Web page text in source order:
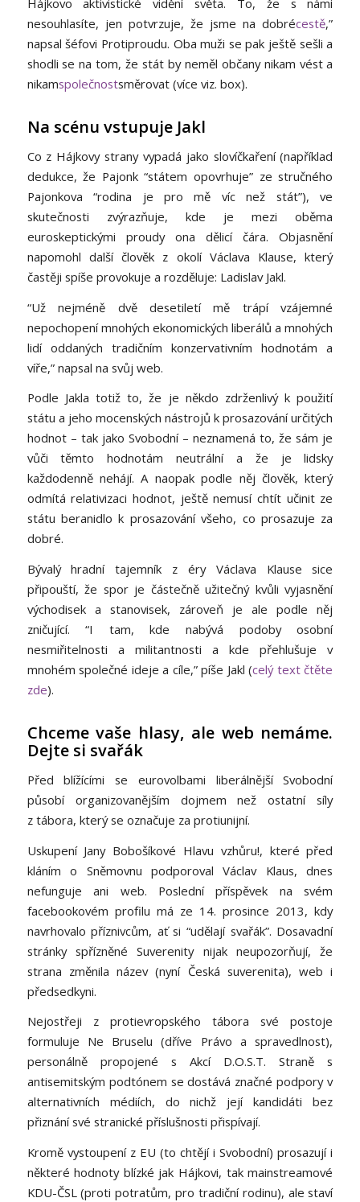
Hájkovo aktivistické vidění světa. To, že s námi
nesouhlasíte, jen potvrzuje, že jsme na dobrécestě,”
napsal šéfovi Protiproudu. Oba muži se pak ještě sešli a
shodli se na tom, že stát by neměl občany nikam vést a
nikamspolečnostsměrovat (více viz. box).
Na scénu vstupuje Jakl
Co z Hájkovy strany vypadá jako slovíčkaření (například
dedukce, že Pajonk “státem opovrhuje” ze stručného
Pajonkova “rodina je pro mě víc než stát”), ve
skutečnosti zvýrazňuje, kde je mezi oběma
euroskeptickými proudy ona dělicí čára. Objasnění
napomohl další člověk z okolí Václava Klause, který
častěji spíše provokuje a rozděluje: Ladislav Jakl.
“Už nejméně dvě desetiletí mě trápí vzájemné
nepochopení mnohých ekonomických liberálů a mnohých
lidí oddaných tradičním konzervativním hodnotám a
víře,” napsal na svůj web.
Podle Jakla totiž to, že je někdo zdrženlivý k použití
státu a jeho mocenských nástrojů k prosazování určitých
hodnot – tak jako Svobodní – neznamená to, že sám je
vůči těmto hodnotám neutrální a že je lidsky
každodenně nehájí. A naopak podle něj člověk, který
odmítá relativizaci hodnot, ještě nemusí chtít učinit ze
státu beranidlo k prosazování všeho, co prosazuje za
dobré.
Bývalý hradní tajemník z éry Václava Klause sice
připouští, že spor je částečně užitečný kvůli vyjasnění
východisek a stanovisek, zároveň je ale podle něj
zničující. “I tam, kde nabývá podoby osobní
nesmiřitelnosti a militantnosti a kde přehlušuje v
mnohém společné ideje a cíle,” píše Jakl (celý text čtěte
zde).
Chceme vaše hlasy, ale web nemáme.
Dejte si svařák
Před blížícími se eurovolbami liberálnější Svobodní
působí organizovanějším dojmem než ostatní síly
z tábora, který se označuje za protiunijní.
Uskupení Jany Bobošíkové Hlavu vzhůru!, které před
kláním o Sněmovnu podporoval Václav Klaus, dnes
nefunguje ani web. Poslední příspěvek na svém
facebookovém profilu má ze 14. prosince 2013, kdy
navrhovalo příznivcům, ať si “udělají svařák”. Dosavadní
stránky spřízněné Suverenity nijak neupozorňují, že
strana změnila název (nyní Česká suverenita), web i
předsedkyni.
Nejostřeji z protievropského tábora své postoje
formuluje Ne Bruselu (dříve Právo a spravedlnost),
personálně propojené s Akcí D.O.S.T. Straně s
antisemitským podtónem se dostává značné podpory v
alternativních médiích, do nichž její kandidáti bez
přiznání své stranické příslušnosti přispívají.
Kromě vystoupení z EU (to chtějí i Svobodní) prosazují i
některé hodnoty blízké jak Hájkovi, tak mainstreamové
KDU-ČSL (proti potratům, pro tradiční rodinu), ale staví